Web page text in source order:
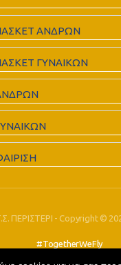
ΑΝΔΡΩΝ
ΓΥΝΑΙΚΩΝ
ΠΕΡΙΣΤΕΡΙ - Copyright ©
#TogetherWeFly